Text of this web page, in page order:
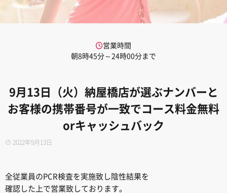
営業時間
朝8時45分～24時00分まで
9月13日（火）納屋橋店が選ぶナンバーと
お客様の携帯番号が一致でコース料金無料
orキャッシュバック
2022年9月13日
全従業員のPCR検査を実施致し陰性結果を
確認した上で営業致しております。